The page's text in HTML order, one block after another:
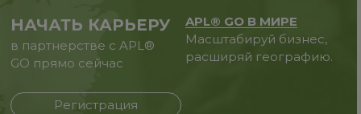
НАЧАТЬ КАРЬЕРУ
в партнерстве с APL®
GO прямо сейчас
Регистрация
APL® GO В МИРЕ
Масштабируй бизнес,
расширяй географию.